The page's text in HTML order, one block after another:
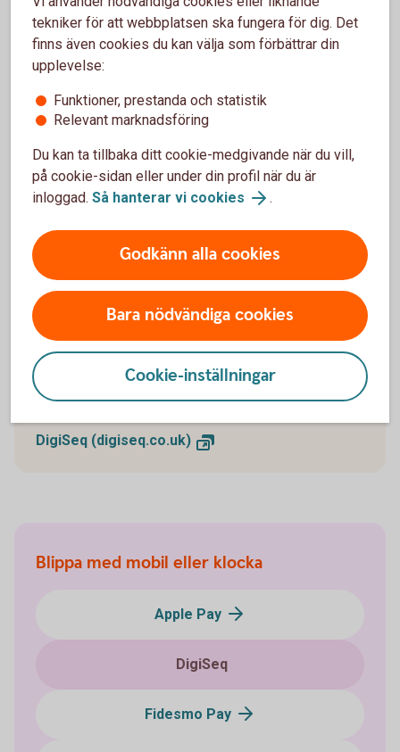
Kan jag ta ut pengar i uttagsautomat med
Fidesmo Pay?
Vad behöver jag göra om jag blivit av med min
Jag har fått ett nytt kort, vad gör jag?
Vart vänder jag mig vid problem?
Vill du veta mer om DigiSeq?
Om du har frågor om DigiSeq, vänd dig till DigiSeq
för mer information.
DigiSeq (digiseq.co.uk)
Blippa med mobil eller klocka
Apple Pay
DigiSeq
Fidesmo Pay
tekniker för att webbplatsen ska fungera för dig. Det
finns även cookies du kan välja som förbättrar din
upplevelse:
Funktioner, prestanda och statistik
Relevant marknadsföring
Du kan ta tillbaka ditt cookie-medgivande när du vill,
på cookie-sidan eller under din profil när du är
inloggad. Så hanterar vi cookies .
Godkänn alla cookies
Bara nödvändiga cookies
Cookie-inställningar